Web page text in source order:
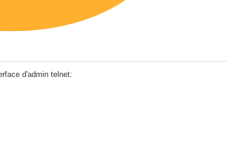
d'admin telnet: